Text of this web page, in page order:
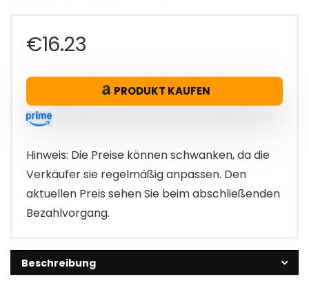
€16.23
PRODUKT KAUFEN
Hinweis: Die Preise können schwanken, da die
Verkäufer sie regelmäßig anpassen. Den
aktuellen Preis sehen Sie beim abschließenden
Bezahlvorgang.
Beschreibung